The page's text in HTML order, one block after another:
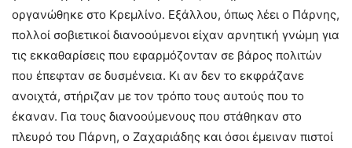
οργανώθηκε στο Κρεμλίνο. Εξάλλου, όπως λέει ο Πάρνης,
πολλοί σοβιετικοί διανοούμενοι είχαν αρνητική γνώμη για
τις εκκαθαρίσεις που εφαρμόζονταν σε βάρος πολιτών
που έπεφταν σε δυσμένεια. Κι αν δεν το εκφράζανε
ανοιχτά, στήριζαν με τον τρόπο τους αυτούς που το
έκαναν. Για τους διανοούμενους που στάθηκαν στο
πλευρό του Πάρνη, ο Ζαχαριάδης και όσοι έμειναν πιστοί